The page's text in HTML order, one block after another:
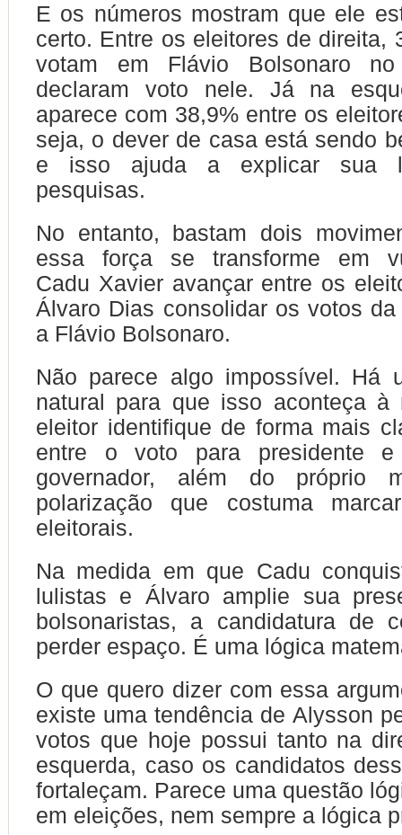
E os números mostram que ele
certo. Entre os eleitores de direita,
votam em Flávio Bolsonaro
declaram voto nele. Já na
aparece com 38,9% entre os
seja, o dever de casa está sendo
e isso ajuda a explicar sua
pesquisas.
No entanto, bastam dois
essa força se transforme em
Cadu Xavier avançar entre os
Álvaro Dias consolidar os votos
a Flávio Bolsonaro.
Não parece algo impossível. Há
natural para que isso aconteça à
eleitor identifique de forma mais
entre o voto para presidente
governador, além do próprio
polarização que costuma
eleitorais.
Na medida em que Cadu
lulistas e Álvaro amplie sua
bolsonaristas, a candidatura de
perder espaço. É uma lógica
O que quero dizer com essa
existe uma tendência de Alysson
votos que hoje possui tanto na
esquerda, caso os candidatos
fortaleçam. Parece uma questão
em eleições, nem sempre a lógica